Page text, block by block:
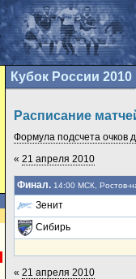
Кубок России 2010
Расписание
Формула подсчета очков
« 21 апреля 2010
Финал. 14:00 МСК, Ростов-
Зенит
Сибирь
« 21 апреля 2010